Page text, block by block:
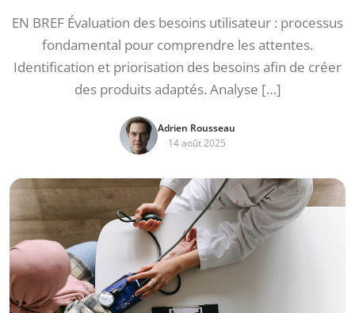
EN BREF Évaluation des besoins utilisateur : processus
fondamental pour comprendre les attentes.
Identification et priorisation des besoins afin de créer
des produits adaptés. Analyse […]
Adrien Rousseau
14 août 2025